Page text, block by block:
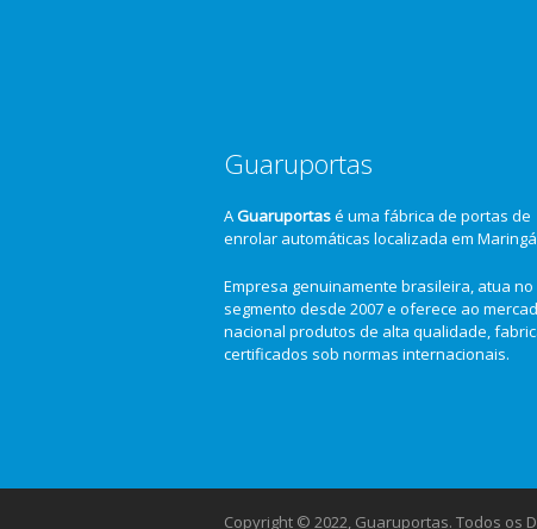
Guaruportas
AGuaruportasé uma fábrica de portas de
enrolar automáticas localizada em
Empresa genuinamente brasileira, atua no
segmento desde 2007 e oferece ao
nacional produtos de alta qualidade,
certificados sob normas internacionais.
Copyright © 2022, Guaruportas. Todos os